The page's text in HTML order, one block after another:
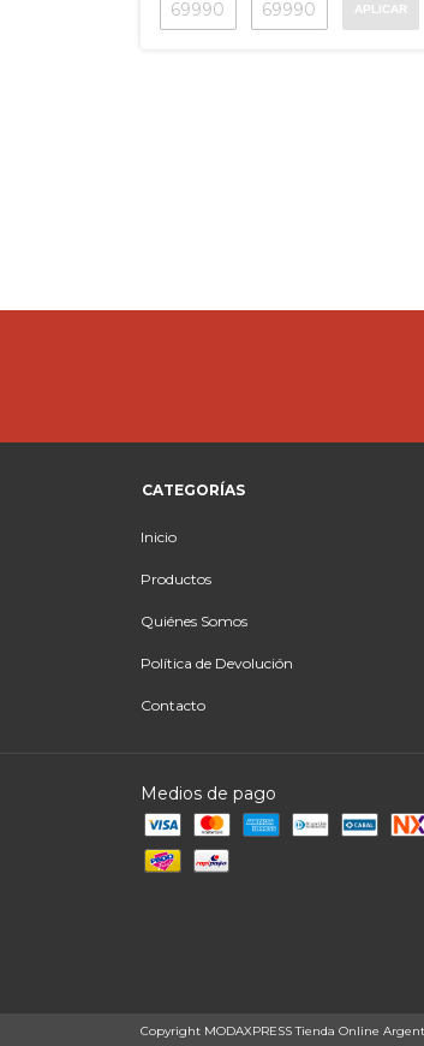
APLICAR
CATEGORÍAS
Inicio
Productos
Quiénes Somos
Política de Devolución
Contacto
Medios de pago
Copyright MODAXPRESS Tienda Online